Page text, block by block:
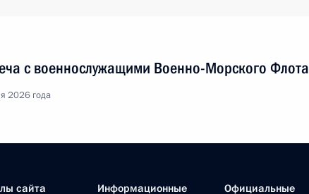
с военнослужащими Военно-Морского Флота
2026 года
сайта
Информационные
Официальные